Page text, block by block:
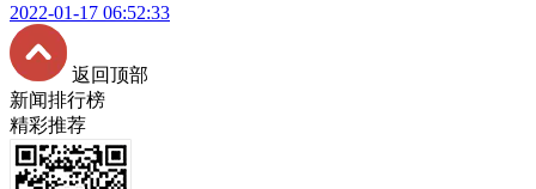
2022-01-17 06:52:33
返回顶部
新闻排行榜
精彩推荐